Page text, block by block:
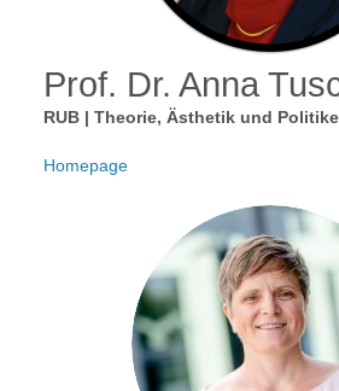
Prof. Dr. Anna
RUB | Theorie, Ästhetik und
Homepage